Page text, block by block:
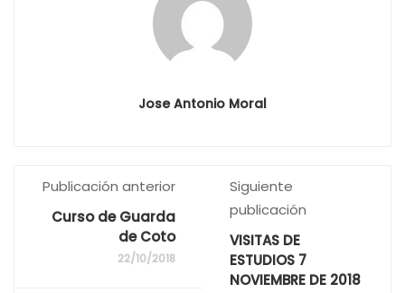
Jose Antonio Moral
Publicación anterior
Curso de Guarda
de Coto
22/10/2018
Siguiente
publicación
VISITAS DE
ESTUDIOS 7
NOVIEMBRE DE 2018